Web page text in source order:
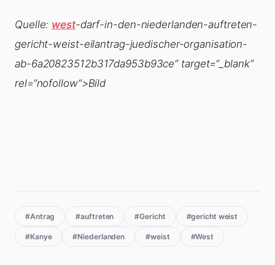
Quelle: west-darf-in-den-niederlanden-auftreten-
gericht-weist-eilantrag-juedischer-organisation-
ab-6a20823512b317da953b93ce“ target=“_blank“
rel=“nofollow“>Bild
#Antrag #auftreten #Gericht #gericht weist
#Kanye #Niederlanden #weist #West